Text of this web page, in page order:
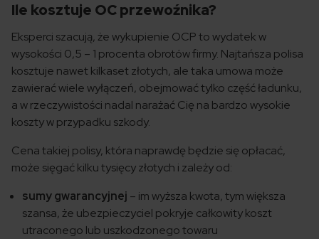
Ile kosztuje OC przewoźnika?
Eksperci szacują, że wykupienie OCP to wydatek w
wysokości 0,5 – 1 procenta obrotów firmy. Najtańsza polisa
kosztuje nawet kilkaset złotych, ale taka umowa może
zawierać wiele wyłączeń, obejmować tylko część ładunku,
a w rzeczywistości nadal narażać Cię na bardzo wysokie
koszty w przypadku szkody.
Cena takiej polisy, która naprawdę będzie się opłacać,
może sięgać kilku tysięcy złotych i zależy od:
sumy gwarancyjnej – im wyższa kwota, tym większa
szansa, że ubezpieczyciel pokryje całkowity koszt
utraconego lub uszkodzonego towaru